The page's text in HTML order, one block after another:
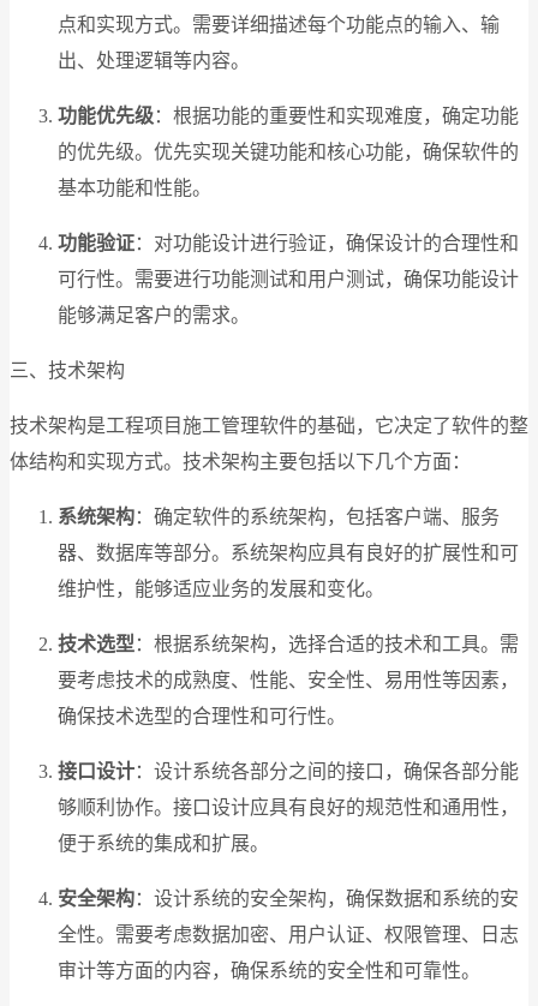
点和实现方式。需要详细描述每个功能点的输入、输
出、处理逻辑等内容。
功能优先级：根据功能的重要性和实现难度，确定功能
的优先级。优先实现关键功能和核心功能，确保软件的
基本功能和性能。
功能验证：对功能设计进行验证，确保设计的合理性和
可行性。需要进行功能测试和用户测试，确保功能设计
能够满足客户的需求。
三、技术架构
技术架构是工程项目施工管理软件的基础，它决定了软件的整
体结构和实现方式。技术架构主要包括以下几个方面：
系统架构：确定软件的系统架构，包括客户端、服务
器、数据库等部分。系统架构应具有良好的扩展性和可
维护性，能够适应业务的发展和变化。
技术选型 ：根据系统架构，选择合适的技术和工具。需
要考虑技术的成熟度、性能、安全性、易用性等因素，
确保技术选型的合理性和可行性。
接口设计：设计系统各部分之间的接口，确保各部分能
够顺利协作。接口设计应具有良好的规范性和通用性，
便于系统的集成和扩展。
安全架构：设计系统的安全架构，确保数据和系统的安
全性。需要考虑数据加密、用户认证、权限管理、日志
审计等方面的内容，确保系统的安全性和可靠性。